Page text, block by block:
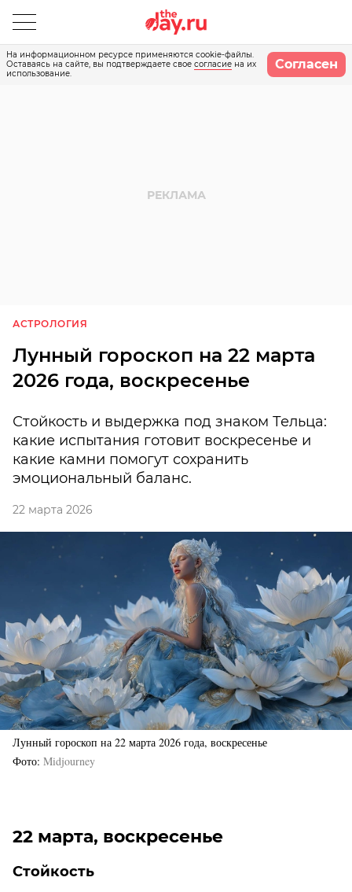
На информационном ресурсе применяются cookie-файлы.
Оставаясь на сайте, вы подтверждаете свое согласие на их
использование.
Согласен
АСТРОЛОГИЯ
Лунный гороскоп на 22 марта
2026 года, воскресенье
Стойкость и выдержка под знаком Тельца:
какие испытания готовит воскресенье и
какие камни помогут сохранить
эмоциональный баланс.
22 марта 2026
Лунный гороскоп на 22 марта 2026 года, воскресенье
Фото Midjourney
22 марта, воскресенье
Стойкость